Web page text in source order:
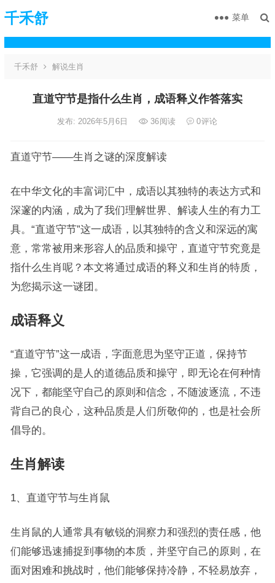
千禾舒 菜单
千禾舒 解说生肖
直道守节是指什么生肖，成语释义作答落实
发布: 2026年5月6日 36阅读 0评论
直道守节——生肖之谜的深度解读
在中华文化的丰富词汇中，成语以其独特的表达方式和
深邃的内涵，成为了我们理解世界、解读人生的有力工
具。“直道守节”这一成语，以其独特的含义和深远的寓
意，常常被用来形容人的品质和操守，直道守节究竟是
指什么生肖呢？本文将通过成语的释义和生肖的特质，
为您揭示这一谜团。
成语释义
“直道守节”这一成语，字面意思为坚守正道，保持节
操，它强调的是人的道德品质和操守，即无论在何种情
况下，都能坚守自己的原则和信念，不随波逐流，不违
背自己的良心，这种品质是人们所敬仰的，也是社会所
倡导的。
生肖解读
1、直道守节与生肖鼠
生肖鼠的人通常具有敏锐的洞察力和强烈的责任感，他
们能够迅速捕捉到事物的本质，并坚守自己的原则，在
面对困难和挑战时，他们能够保持冷静，不轻易放弃，